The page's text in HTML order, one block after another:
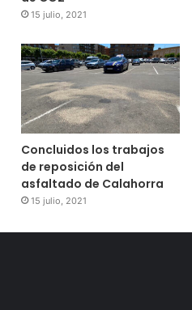
15 julio, 2021
Concluidos los trabajos
de reposición del
asfaltado de Calahorra
15 julio, 2021